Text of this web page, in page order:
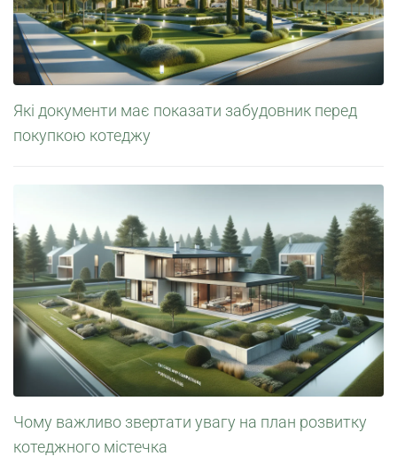
Які документи має показати забудовник перед
покупкою котеджу
Чому важливо звертати увагу на план розвитку
котеджного містечка